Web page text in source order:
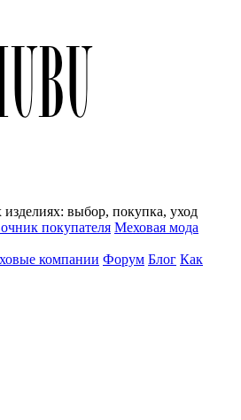
выбор, покупка, уход
покупателя Меховая мода
компании Форум Блог Как